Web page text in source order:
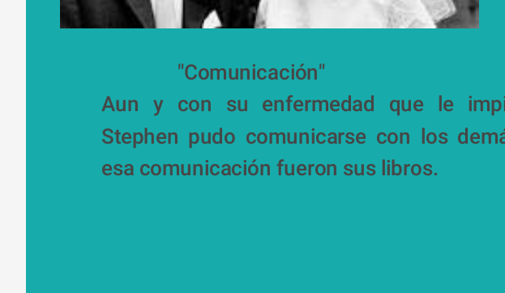
               "Comunicación"
Aun y con su enfermedad que le
Stephen pudo comunicarse con los
esa comunicación fueron sus libros.